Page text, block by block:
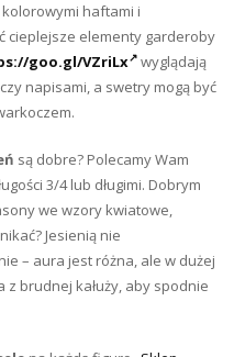
haftami i
cieplejsze elementy garderoby
goo.gl/VZriLx
wyglądają
napisami, a swetry mogą być
są dobre? Polecamy Wam
3/4 lub długimi. Dobrym
we wzory kwiatowe,
Jesienią nie
– aura jest różna, ale w dużej
brudnej kałuży, aby spodnie